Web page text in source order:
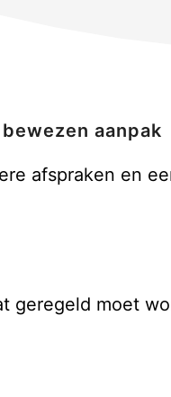
aanpak
afspraken en
geregeld moet